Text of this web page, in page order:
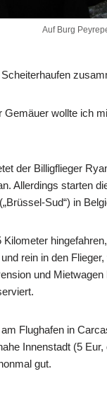
Auf Burg
Gemäuer wollte ich
der Billigflieger
Allerdings starten
Sud“) in
rein in den
und Mietwagen
Flughafen in
Innenstadt (5
gut.